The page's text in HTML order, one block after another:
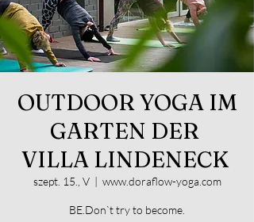
OUTDOOR YOGA IM
GARTEN DER
VILLA LINDENECK
szept. 15., V
  |
www.doraflow-yoga.com
BE.Don`t try to become.